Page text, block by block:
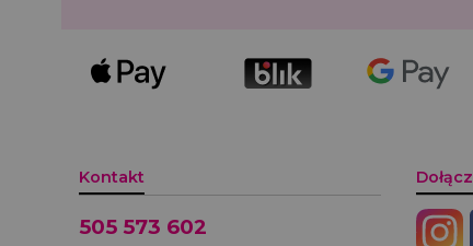
Kontakt
505 573 602